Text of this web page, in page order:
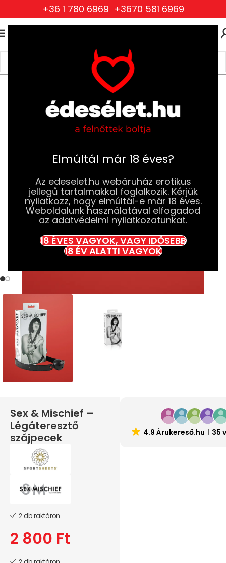
Elmúltál már 18 éves?
Az edeselet.hu webáruház erotikus
jellegű tartalmakkal foglalkozik. Kérjük
nyilatkozz, hogy elmúltál-e már 18 éves.
Weboldalunk használatával elfogadod
az adatvédelmi nyilatkozatunkat.
18 ÉVES VAGYOK, VAGY IDŐSEBB
18 ÉV ALATTI VAGYOK
+36 1 780 6969 +3670 581 6969
Szájpeckek
Sex & Mischief –
Légáteresztő
szájpecek
2 db raktáron.
2 800 Ft
4.9 Árukereső.hu 35